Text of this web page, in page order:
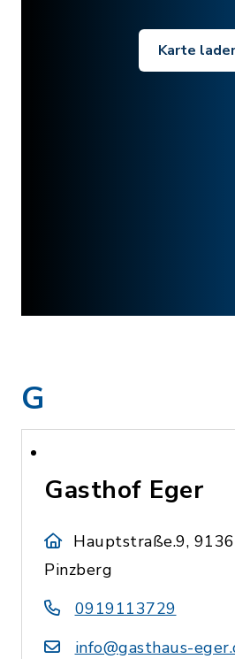
Karte
G
Gasthof Eger
Hauptstraße.9,
Pinzberg
0919113729
info@gasthaus-